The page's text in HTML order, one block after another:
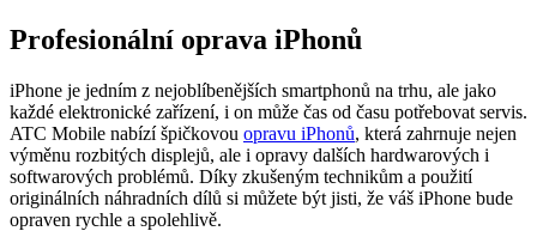
Profesionální oprava iPhonů
iPhone je jedním z nejoblíbenějších smartphonů na trhu, ale jako
každé elektronické zařízení, i on může čas od času potřebovat servis.
ATC Mobile nabízí špičkovou opravu iPhonů, která zahrnuje nejen
výměnu rozbitých displejů, ale i opravy dalších hardwarových i
softwarových problémů. Díky zkušeným technikům a použití
originálních náhradních dílů si můžete být jisti, že váš iPhone bude
opraven rychle a spolehlivě.